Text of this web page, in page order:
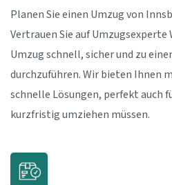
Planen Sie einen Umzug von
Vertrauen Sie auf
Umzug schnell, sicher und zu
durchzuführen. Wir bieten Ihnen
schnelle Lösungen, perfekt auch
kurzfristig umziehen müssen.